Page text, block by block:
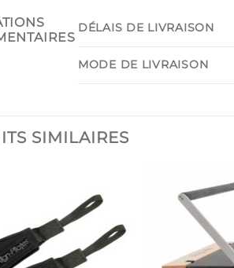
DÉLAIS DE LIVRAISON
MODE DE LIVRAISON
SIMILAIRES